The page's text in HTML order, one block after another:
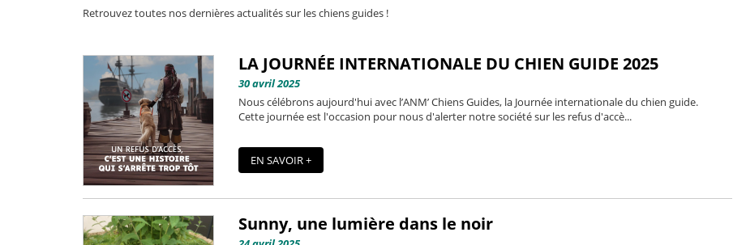
Retrouvez toutes nos dernières actualités sur les chiens guides !
LA JOURNÉE INTERNATIONALE DU CHIEN GUIDE 2025
30 avril 2025
Nous célébrons aujourd'hui avec l’ANM’ Chiens Guides, la Journée internationale du chien guide.
Cette journée est l'occasion pour nous d'alerter notre société sur les refus d'accè...
EN SAVOIR +
Sunny, une lumière dans le noir